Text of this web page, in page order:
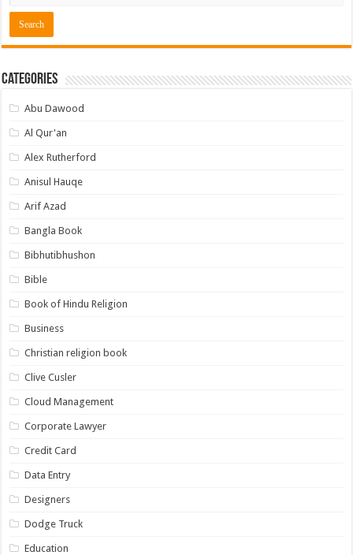
Categories
Abu Dawood
Al Qur'an
Alex Rutherford
Anisul Hauqe
Arif Azad
Bangla Book
Bibhutibhushon
Bible
Book of Hindu Religion
Business
Christian religion book
Clive Cusler
Cloud Management
Corporate Lawyer
Credit Card
Data Entry
Designers
Dodge Truck
Education